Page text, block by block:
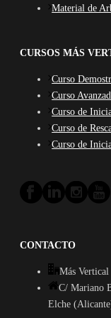
Material de
CURSOS MÁS
Curso
Curso
Curso de
Curso de
Curso de
CONTACTO
Más Vertical
C/ Mariano
Elche